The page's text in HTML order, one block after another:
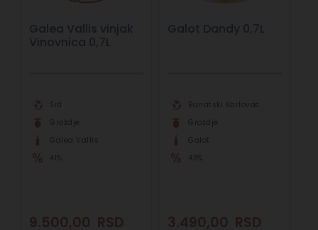
Galea Vallis vinjak
Vinovnica 0,7L
Šid
Groždje
Galea Vallis
41%
Galot Dandy 0,7L
Banatski Karlovac
Groždje
Galot
43%